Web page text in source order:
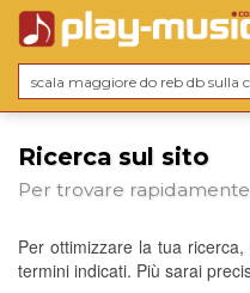
Ricerca sul sito
Per trovare
Per ottimizzare la tua
termini indicati. Più sarai